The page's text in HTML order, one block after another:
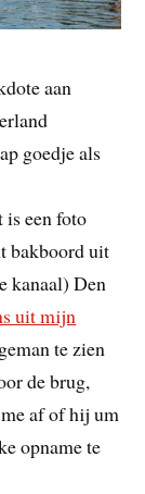
aan
goedje als
is een foto
bakboord uit
kanaal) Den
uit mijn
te zien
de brug,
af of hij um
opname te